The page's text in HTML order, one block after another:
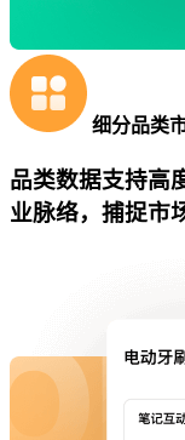
细分品类
品类数据支持高
业脉络，捕捉市